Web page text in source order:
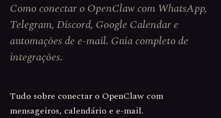
Como conectar o OpenClaw com WhatsApp,
Telegram, Discord, Google Calendar e
automações de e-mail. Guia completo de
integrações.
Tudo sobre conectar o OpenClaw com
mensageiros, calendário e e-mail.